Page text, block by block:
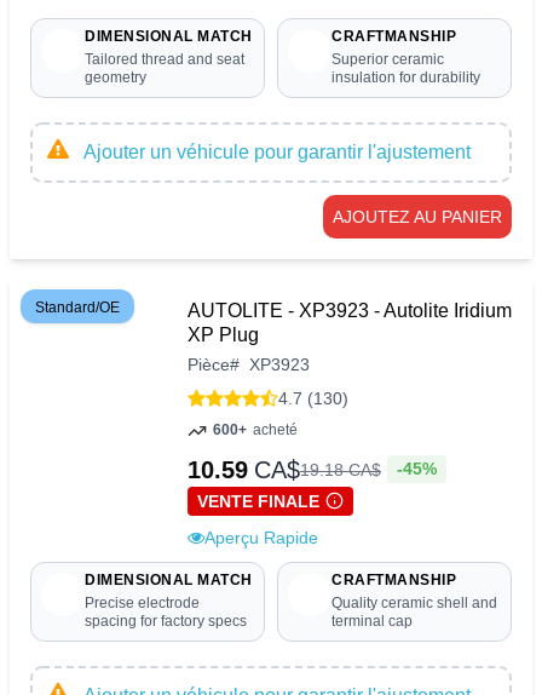
DIMENSIONAL MATCH
Tailored thread and seat
geometry
CRAFTMANSHIP
Superior ceramic
insulation for durability
Ajouter un véhicule pour garantir l'ajustement
AJOUTEZ AU PANIER
Standard/OE
AUTOLITE - XP3923 - Autolite Iridium
XP Plug
Pièce# XP3923
4.7 (130)
600+ acheté
10.59 CA$19.18CA$
-45%
VENTE FINALE
Aperçu Rapide
DIMENSIONAL MATCH
Precise electrode
spacing for factory specs
CRAFTMANSHIP
Quality ceramic shell and
terminal cap